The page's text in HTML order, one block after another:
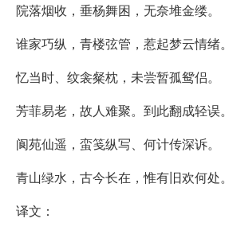
院落烟收，垂杨舞困，无奈堆金缕。
谁家巧纵，青楼弦管，惹起梦云情绪。
忆当时、纹衾粲枕，未尝暂孤鸳侣。
芳菲易老，故人难聚。到此翻成轻误。
阆苑仙遥，蛮笺纵写、何计传深诉。
青山绿水，古今长在，惟有旧欢何处。
译文：